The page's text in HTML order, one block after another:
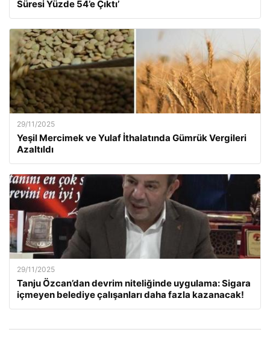
Süresi Yüzde 54’e Çıktı’
29/11/2025
Yeşil Mercimek ve Yulaf İthalatında Gümrük Vergileri
Azaltıldı
29/11/2025
Tanju Özcan’dan devrim niteliğinde uygulama: Sigara
içmeyen belediye çalışanları daha fazla kazanacak!